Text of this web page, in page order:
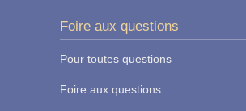
Foire aux questions
Pour toutes questions
Foire aux questions